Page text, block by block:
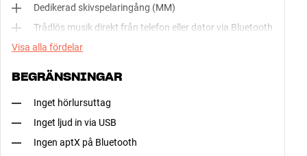
Dedikerad skivspelaringång (MM)
Trådlös musik direkt från telefon eller dator via Bluetooth
Visa alla fördelar
BEGRÄNSNINGAR
Inget hörlursuttag
Inget ljud in via USB
Ingen aptX på Bluetooth